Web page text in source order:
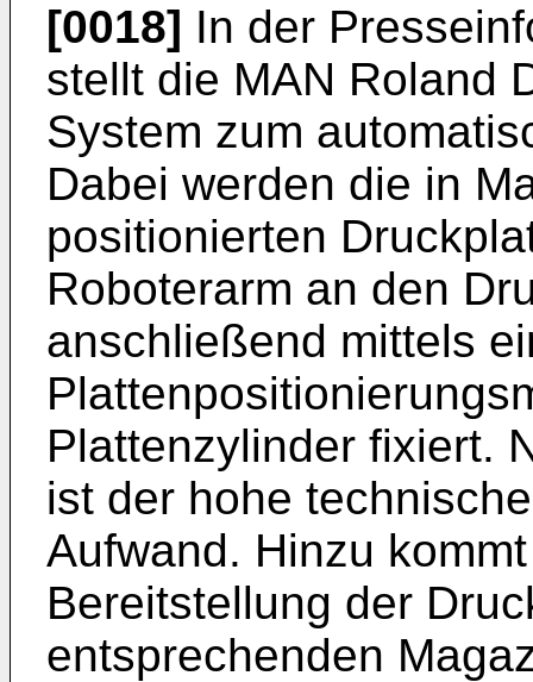
[0018] In der
stellt die MAN Roland
System zum
Dabei werden die in
positionierten
Roboterarm an den
anschließend mittels
Plattenzylinder fixiert.
ist der hohe
Aufwand. Hinzu
Bereitstellung der
entsprechenden